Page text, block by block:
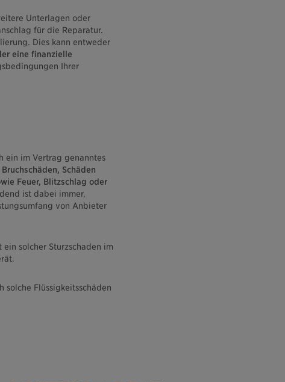
Unterlagen oder
für die Reparatur.
Dies kann entweder
eine finanzielle
Ihrer
ein im Vertrag genanntes
Schäden
Feuer, Blitzschlag oder
ist dabei immer,
von Anbieter
solcher Sturzschaden im
solche Flüssigkeitsschäden